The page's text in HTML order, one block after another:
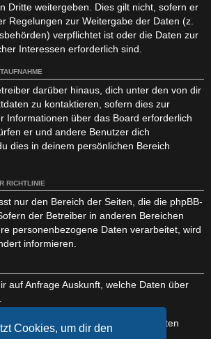
Cookies, um dir den
Dritte weitergeben. Dies gilt nicht, sofern er
Regelungen zur Weitergabe der Daten (z.
verpflichtet ist oder die Daten zur
Interessen erforderlich sind.
darüber hinaus, dich unter den von dir
zu kontaktieren, sofern dies zur
Informationen über das Board erforderlich
er und andere Benutzer dich
dies in deinem persönlichen Bereich
RICHTLINIE
nur den Bereich der Seiten, die die phpBB-
der Betreiber in anderen Bereichen
personenbezogene Daten verarbeitet, wird
informieren.
auf Anfrage Auskunft, welche Daten über
Löschung bzw. Sperrung deiner Daten
hierzu bitte den Betreiber.